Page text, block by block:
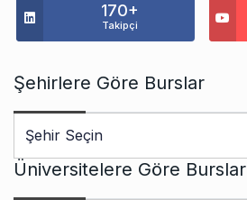
170+
Takipçi
Şehirlere Göre Burslar
Üniversitelere Göre Burslar